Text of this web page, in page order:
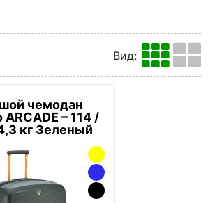
Вид:
чемодан
– 114 /
кг Зеленый